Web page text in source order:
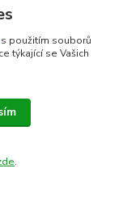
s použitím souborů
týkající se Vašich
.